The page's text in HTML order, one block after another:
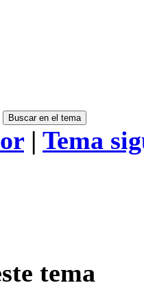
| Tema
tema